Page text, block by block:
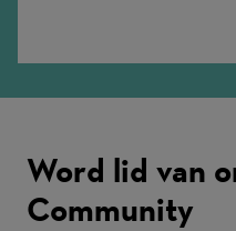
Word lid van
Community